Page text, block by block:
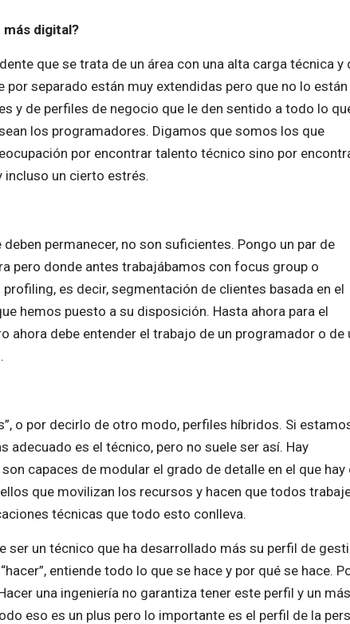
digital?
que se trata de un área con una alta carga técnica y
separado están muy extendidas pero que no lo están
y de perfiles de negocio que le den sentido a todo lo
los programadores. Digamos que somos los que
por encontrar talento técnico sino por
incluso un cierto estrés.
permanecer, no son suficientes. Pongo un par de
pero donde antes trabajábamos con focus group o
es decir, segmentación de clientes basada en el
hemos puesto a su disposición. Hasta ahora para el
ahora debe entender el trabajo de un programador o de
o por decirlo de otro modo, perfiles híbridos. Si
es el técnico, pero no suele ser así. Hay
capaces de modular el grado de detalle en el que hay
que movilizan los recursos y hacen que todos
técnicas que todo esto conlleva.
ser un técnico que ha desarrollado más su perfil de
entiende todo lo que se hace y por qué se hace.
una ingeniería no garantiza tener este perfil y un
eso es un plus pero lo importante es el perfil de la